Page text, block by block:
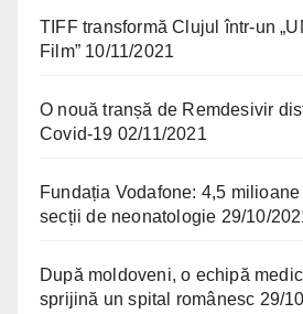
TIFF transformă Clujul într-un
Film” 10/11/2021
O nouă tranșă de Remdesivir
Covid-19 02/11/2021
Fundația Vodafone: 4,5
secții de neonatologie 29/10/
După moldoveni, o echipă
sprijină un spital românesc 29/